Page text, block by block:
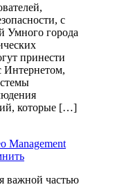
с
Умного города
принести
Интернетом,
которые […]
Management
важной частью